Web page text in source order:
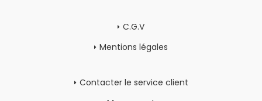
C.G.V
Mentions légales
Contacter le service client